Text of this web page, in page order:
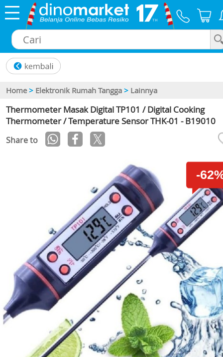
Home > Elektronik Rumah Tangga > Lainnya
Thermometer Masak Digital TP101 / Digital Cooking
Thermometer / Temperature Sensor THK-01 - B19010
Share to
-